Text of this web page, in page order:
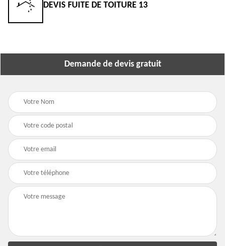
DEVIS FUITE DE TOITURE 13
Demande de devis gratuit